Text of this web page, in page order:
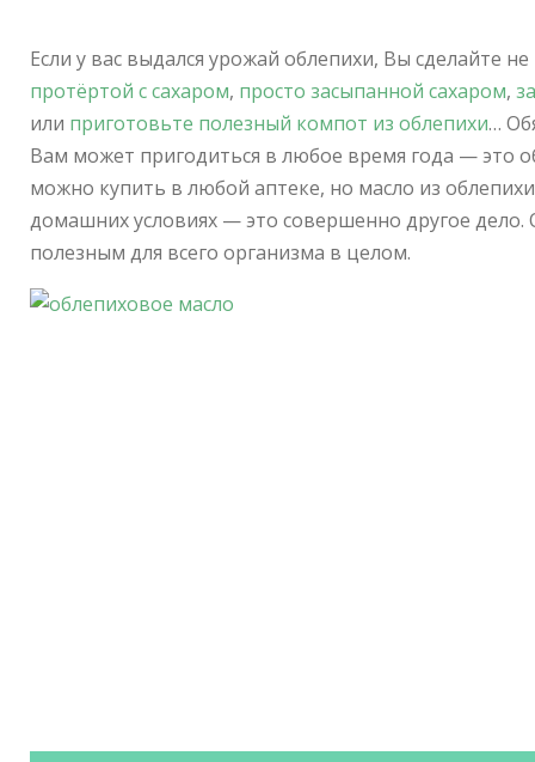
Если у вас выдался урожай облепихи, Вы сделайте
протёртой с сахаром, просто засыпанной сахаром,
или приготовьте полезный компот из облепихи…
Вам может пригодиться в любое время года — это
можно купить в любой аптеке, но масло из
домашних условиях — это совершенно другое
полезным для всего организма в целом.